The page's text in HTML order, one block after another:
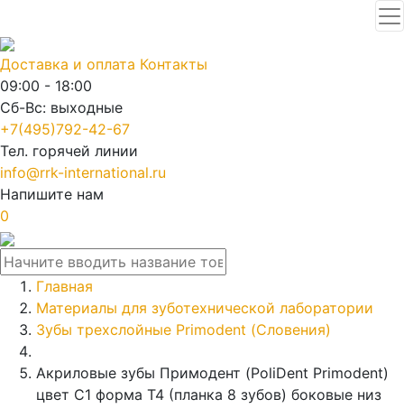
Доставка и оплата Контакты
09:00 - 18:00
Сб-Вс: выходные
+7(495)792-42-67
Тел. горячей линии
info@rrk-international.ru
Напишите нам
0
Главная
Материалы для зуботехнической лаборатории
Зубы трехслойные Primodent (Словения)
Акриловые зубы Примодент (PoliDent Primodent)
цвет C1 форма T4 (планка 8 зубов) боковые низ